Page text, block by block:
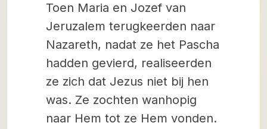
Toen Maria en Jozef van
Jeruzalem terugkeerden naar
Nazareth, nadat ze het Pascha
hadden gevierd, realiseerden
ze zich dat Jezus niet bij hen
was. Ze zochten wanhopig
naar Hem tot ze Hem vonden.